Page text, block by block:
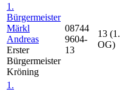
1.
Bürgermeister
Märkl
Andreas
Erster
Bürgermeister
Kröning
08744
9604-
13
13 (1.
OG)
1.